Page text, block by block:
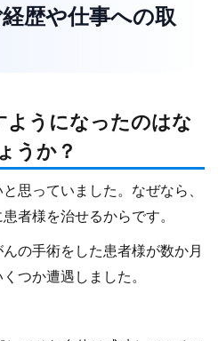
歴や仕事への取
ようになったのはな
うか？
思っていました。なぜなら、
者様を治せるからです。
の手術をした患者様が数か月
つか遭遇しました。